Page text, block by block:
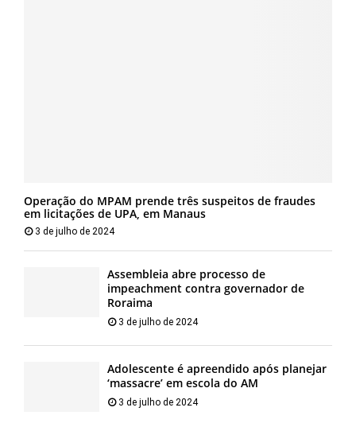
Operação do MPAM prende três suspeitos de fraudes
em licitações de UPA, em Manaus
3 de julho de 2024
Assembleia abre processo de
impeachment contra governador de
Roraima
3 de julho de 2024
Adolescente é apreendido após planejar
‘massacre’ em escola do AM
3 de julho de 2024